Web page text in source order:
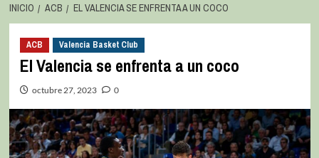
INICIO ACB EL VALENCIA SE ENFRENTA A UN COCO
ACB Valencia Basket Club
El Valencia se enfrenta a un coco
octubre 27, 2023 0